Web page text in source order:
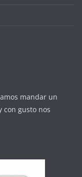
mandar un
con gusto nos